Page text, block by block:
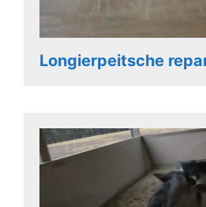
Longierpeitsche